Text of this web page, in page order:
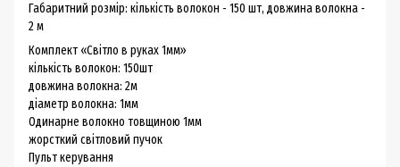
Габаритний розмір: кількість волокон - 150 шт, довжина волокна -
2 м
Комплект «Світло в руках 1мм»
кількість волокон: 150шт
довжина волокна: 2м
діаметр волокна: 1мм
Одинарне волокно товщиною 1мм
жорсткий світловий пучок
Пульт керування